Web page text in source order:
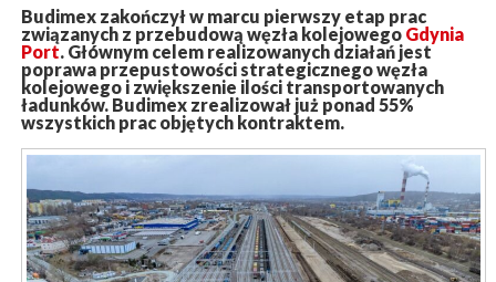
Budimex zakończył w marcu pierwszy etap prac
związanych z przebudową węzła kolejowego Gdynia
Port. Głównym celem realizowanych działań jest
poprawa przepustowości strategicznego węzła
kolejowego i zwiększenie ilości transportowanych
ładunków. Budimex zrealizował już ponad 55%
wszystkich prac objętych kontraktem.